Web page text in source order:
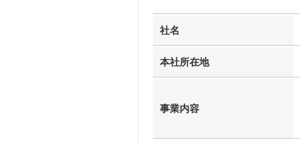
社名
本社所在地
事業内容